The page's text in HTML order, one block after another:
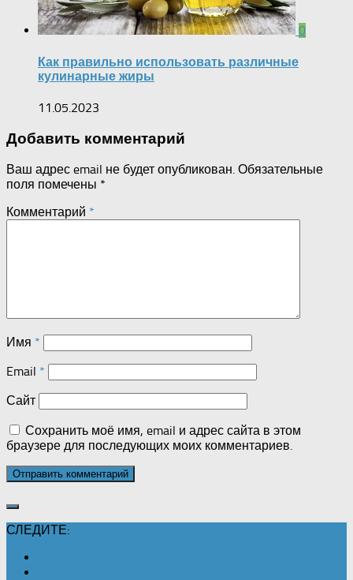
0
Как правильно использовать различные
кулинарные жиры
11.05.2023
Добавить комментарий
Ваш адрес email не будет опубликован. Обязательные
поля помечены *
Комментарий *
Имя *
Email *
Сайт
Сохранить моё имя, email и адрес сайта в этом
браузере для последующих моих комментариев.
СЛЕДИТЕ: